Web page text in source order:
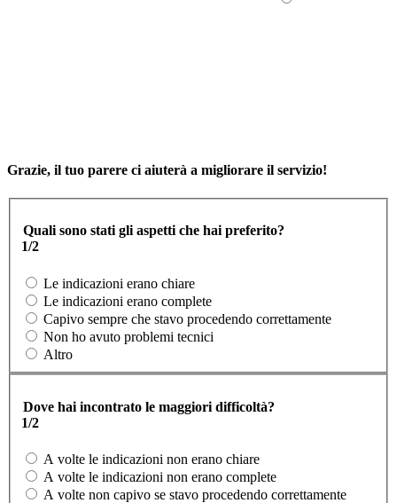
Grazie, il tuo parere ci aiuterà a migliorare il servizio!
Quali sono stati gli aspetti che hai preferito?
1/2
Le indicazioni erano chiare
Le indicazioni erano complete
Capivo sempre che stavo procedendo correttamente
Non ho avuto problemi tecnici
Altro
Dove hai incontrato le maggiori difficoltà?
1/2
A volte le indicazioni non erano chiare
A volte le indicazioni non erano complete
A volte non capivo se stavo procedendo correttamente